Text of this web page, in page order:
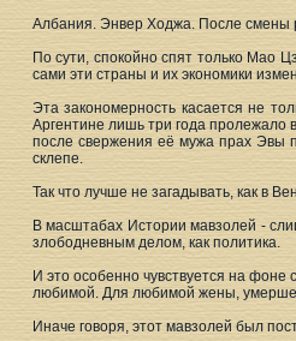
Албания. Энвер Ходжа. После смены
По сути, спокойно спят только Мао
сами эти страны и их экономики
Эта закономерность касается не
Аргентине лишь три года пролежало
после свержения её мужа прах Эвы
склепе.
Так что лучше не загадывать, как в
В масштабах Истории мавзолей -
злободневным делом, как политика.
И это особенно чувствуется на
любимой. Для любимой жены,
Иначе говоря, этот мавзолей был